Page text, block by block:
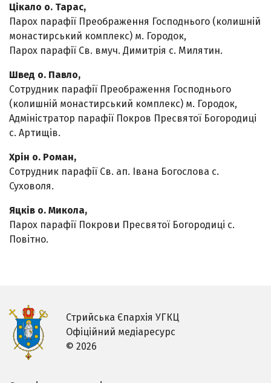
Цікало о. Тарас,
Парох парафії Преображення Господнього (колишній
монастирський комплекс) м. Городок,
Парох парафії Св. вмуч. Димитрія с. Милятин.
Швед о. Павло,
Сотрудник парафії Преображення Господнього
(колишній монастирський комплекс) м. Городок,
Адміністратор парафії Покров Пресвятої Богородиці
с. Артищів.
Хрін о. Роман,
Сотрудник парафії Св. ап. Івана Богослова с.
Суховоля.
Яцків о. Микола,
Парох парафії Покрови Пресвятої Богородиці с.
Повітно.
Стрийська Єпархія УГКЦ
Офіційний медіаресурс
© 2026